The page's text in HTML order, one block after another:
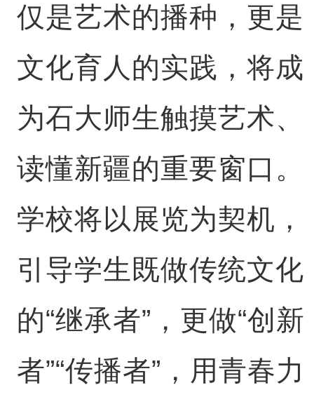
仅是艺术的播种，更是
文化育人的实践，将成
为石大师生触摸艺术、
读懂新疆的重要窗口。
学校将以展览为契机，
引导学生既做传统文化
的“继承者”，更做“创新
者”“传播者”，用青春力